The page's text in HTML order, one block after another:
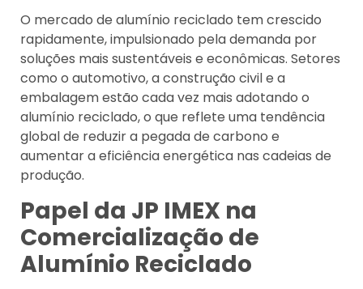
O mercado de alumínio reciclado tem crescido
rapidamente, impulsionado pela demanda por
soluções mais sustentáveis e econômicas. Setores
como o automotivo, a construção civil e a
embalagem estão cada vez mais adotando o
alumínio reciclado, o que reflete uma tendência
global de reduzir a pegada de carbono e
aumentar a eficiência energética nas cadeias de
produção.
Papel da JP IMEX na
Comercialização de
Alumínio Reciclado